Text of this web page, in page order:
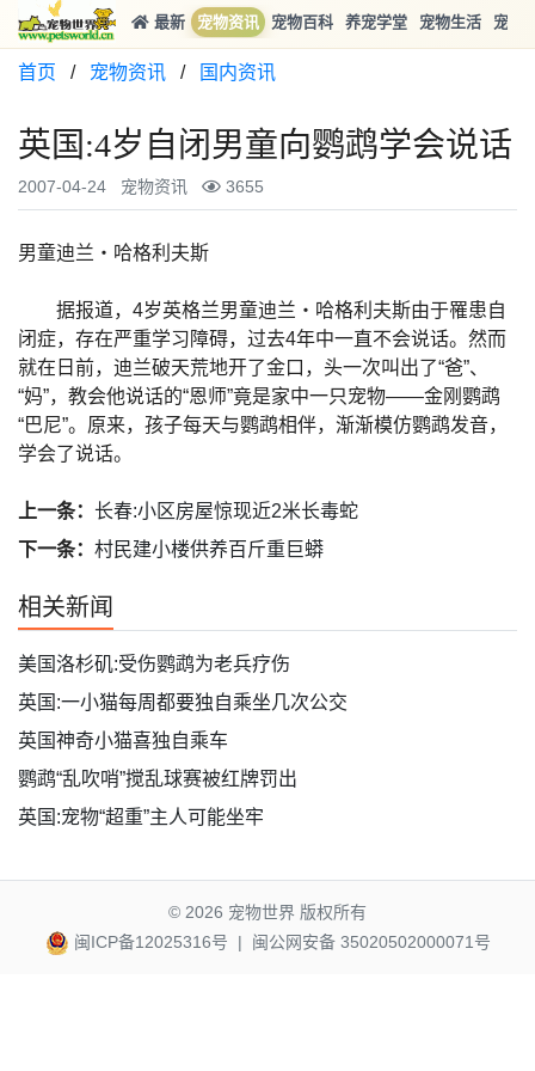
最新 宠物资讯 宠物百科 养宠学堂 宠物生活 宠物
首页 / 宠物资讯 / 国内资讯
英国:4岁自闭男童向鹦鹉学会说话
2007-04-24 宠物资讯 3655
男童迪兰・哈格利夫斯
据报道，4岁英格兰男童迪兰・哈格利夫斯由于罹患自
闭症，存在严重学习障碍，过去4年中一直不会说话。然而
就在日前，迪兰破天荒地开了金口，头一次叫出了“爸”、
“妈”，教会他说话的“恩师”竟是家中一只宠物――金刚鹦鹉
“巴尼”。原来，孩子每天与鹦鹉相伴，渐渐模仿鹦鹉发音，
学会了说话。
上一条： 长春:小区房屋惊现近2米长毒蛇
下一条： 村民建小楼供养百斤重巨蟒
相关新闻
美国洛杉矶:受伤鹦鹉为老兵疗伤
英国:一小猫每周都要独自乘坐几次公交
英国神奇小猫喜独自乘车
鹦鹉“乱吹哨”搅乱球赛被红牌罚出
英国:宠物“超重”主人可能坐牢
© 2026 宠物世界 版权所有
闽ICP备12025316号
| 闽公网安备 35020502000071号